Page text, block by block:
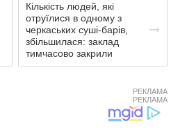
Кількість людей, які
отруїлися в одному з
черкаських суші-барів,
збільшилася: заклад
тимчасово закрили
РЕКЛАМА
РЕКЛАМА